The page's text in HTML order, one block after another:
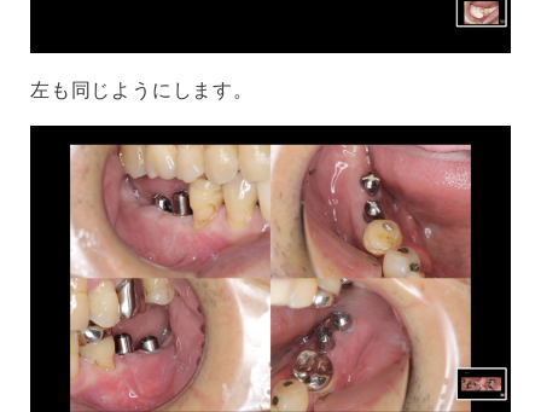
左も同じようにします。